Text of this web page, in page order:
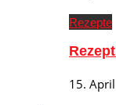
Rezepte
15.